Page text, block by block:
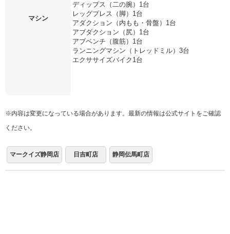
マシン
ディップス（二の腕）1台
レッグプレス（脚）1台
アダクション（内もも・骨盤）1台
アブダクション（尻）1台
アブベンチ（腹筋）1台
ランニングマシン（トレッドミル）3台
エクササイズバイク1台
※内容は変更になっている場合があります。最新の情報は公式サイトをご確認
ください。
マークイズ静岡店 日吉町店 静岡伝馬町店